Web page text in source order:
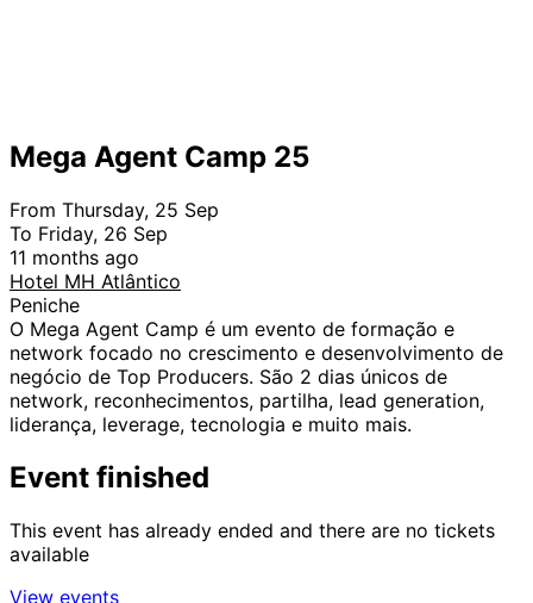
Mega Agent Camp 25
From Thursday, 25 Sep
To Friday, 26 Sep
11 months ago
Hotel MH Atlântico
Peniche
O Mega Agent Camp é um evento de formação e
network focado no crescimento e desenvolvimento de
negócio de Top Producers. São 2 dias únicos de
network, reconhecimentos, partilha, lead generation,
liderança, leverage, tecnologia e muito mais.
Event finished
This event has already ended and there are no tickets
available
View events